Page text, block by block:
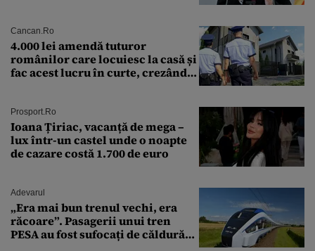
Cancan.ro
4.000 lei amendă tuturor
românilor care locuiesc la casă și
fac acest lucru în curte, crezând
Prosport.ro
Ioana Țiriac, vacanță de mega –
lux într-un castel unde o noapte
de cazare costă 1.700 de euro
Adevarul
„Era mai bun trenul vechi, era
răcoare”. Pasagerii unui tren
PESA au fost sufocați de căldură